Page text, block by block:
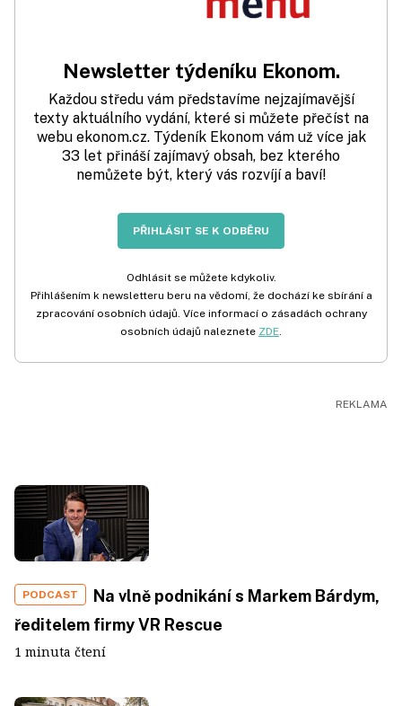
Newsletter týdeníku Ekonom.
Každou středu vám představíme nejzajímavější
texty aktuálního vydání, které si můžete přečíst na
webu ekonom.cz. Týdeník Ekonom vám už více jak
33 let přináší zajímavý obsah, bez kterého
nemůžete být, který vás rozvíjí a baví!
PŘIHLÁSIT SE K ODBĚRU
Odhlásit se můžete kdykoliv.
Přihlášením k newsletteru beru na vědomí, že dochází ke sbírání a
zpracování osobních údajů. Více informací o zásadách ochrany
osobních údajů naleznete ZDE.
PODCAST
Na vlně podnikání s Markem Bárdym,
ředitelem firmy VR Rescue
1 minuta čtení